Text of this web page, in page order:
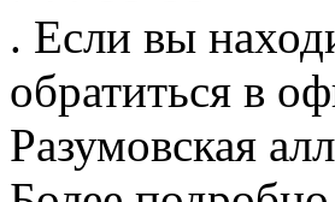
. Если вы
обратиться в
Разумовская